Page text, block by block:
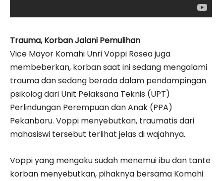
Trauma, Korban Jalani Pemulihan
Vice Mayor Komahi Unri Voppi Rosea juga
membeberkan, korban saat ini sedang mengalami
trauma dan sedang berada dalam pendampingan
psikolog dari Unit Pelaksana Teknis (UPT)
Perlindungan Perempuan dan Anak (PPA)
Pekanbaru. Voppi menyebutkan, traumatis dari
mahasiswi tersebut terlihat jelas di wajahnya.
Voppi yang mengaku sudah menemui ibu dan tante
korban menyebutkan, pihaknya bersama Komahi